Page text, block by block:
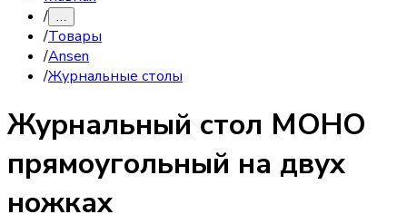
/ …
/Товары
/Ansen
/Журнальные столы
Журнальный стол МОНО
прямоугольный на двух
ножках